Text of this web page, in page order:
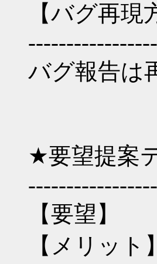
【バグ再現
バグ報告は
★要望提案
【要望】
【メリット】